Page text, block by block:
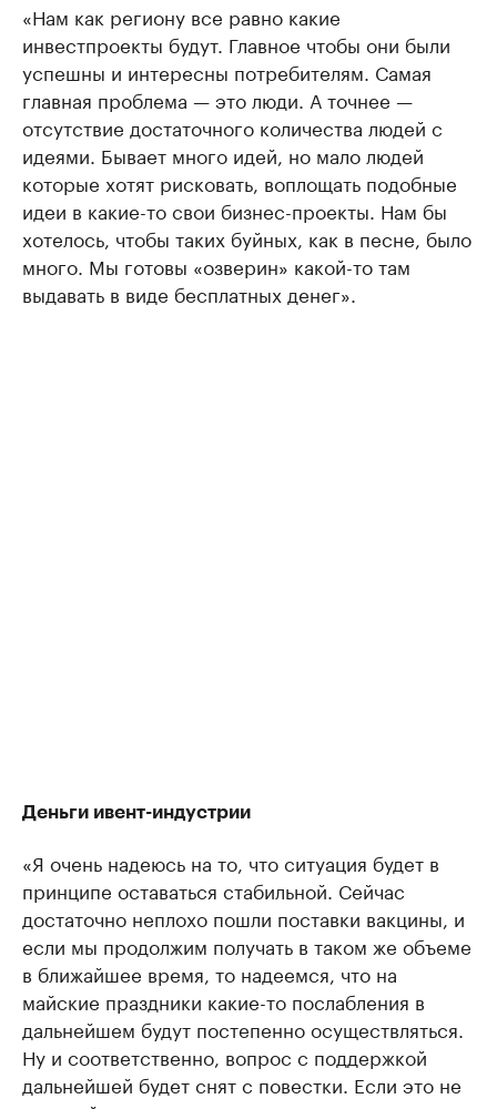
«Нам как региону все равно какие
инвестпроекты будут. Главное чтобы они были
успешны и интересны потребителям. Самая
главная проблема — это люди. А точнее —
отсутствие достаточного количества людей с
идеями. Бывает много идей, но мало людей
которые хотят рисковать, воплощать подобные
идеи в какие-то свои бизнес-проекты. Нам бы
хотелось, чтобы таких буйных, как в песне, было
много. Мы готовы «озверин» какой-то там
выдавать в виде бесплатных денег».
Деньги ивент-индустрии
«Я очень надеюсь на то, что ситуация будет в
принципе оставаться стабильной. Сейчас
достаточно неплохо пошли поставки вакцины, и
если мы продолжим получать в таком же объеме
в ближайшее время, то надеемся, что на
майские праздники какие-то послабления в
дальнейшем будут постепенно осуществляться.
Ну и соответственно, вопрос с поддержкой
дальнейшей будет снят с повестки. Если это не